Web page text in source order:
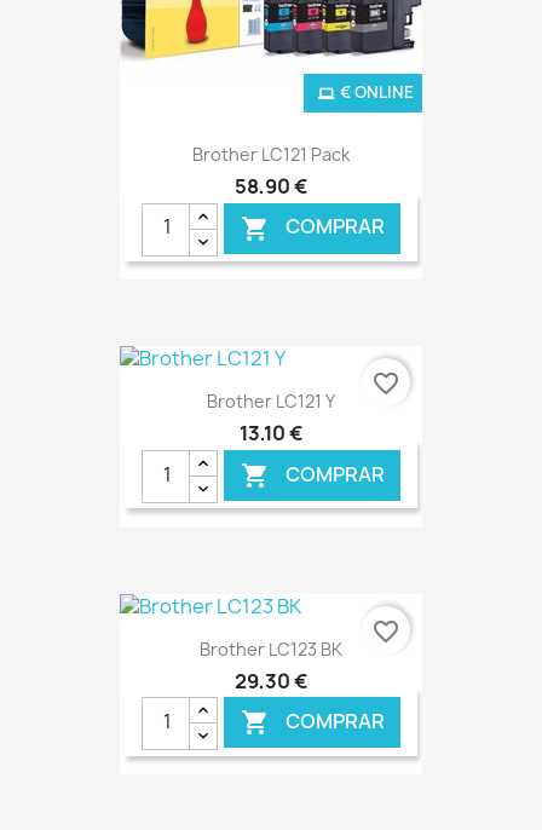
Brother LC121 Pack
58,90 €
 COMPRAR
€ ONLINE
Brother LC121 Y
13,10 €
 COMPRAR
€ ONLINE
favorite_border
Brother LC123 BK
29,30 €
 COMPRAR
favorite_border